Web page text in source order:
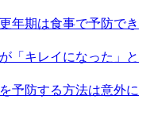
年期は食事で予防でき
「キレイになった」と
予防する方法は意外に